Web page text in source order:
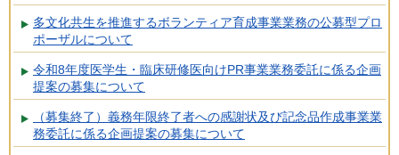
多文化共生を推進するボランティア育成事業業務の公募型プロ
ポーザルについて
令和8年度医学生・臨床研修医向けPR事業業務委託に係る企画
提案の募集について
（募集終了）義務年限終了者への感謝状及び記念品作成事業業
務委託に係る企画提案の募集について